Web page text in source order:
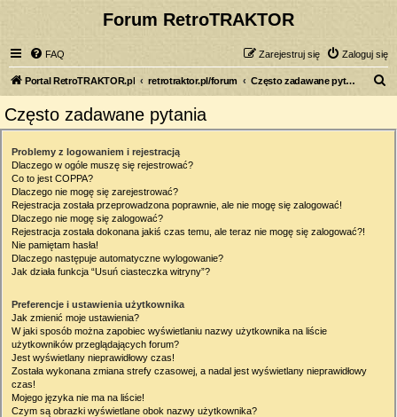
Forum RetroTRAKTOR
FAQ Zaloguj się
Zarejestruj się
Portal RetroTRAKTOR.pl retrotraktor.pl/forum Często zadawane pytania
Często zadawane pytania
Problemy z logowaniem i rejestracją
Dlaczego w ogóle muszę się rejestrować?
Co to jest COPPA?
Dlaczego nie mogę się zarejestrować?
Rejestracja została przeprowadzona poprawnie, ale nie mogę się zalogować!
Dlaczego nie mogę się zalogować?
Rejestracja została dokonana jakiś czas temu, ale teraz nie mogę się zalogować?!
Nie pamiętam hasła!
Dlaczego następuje automatyczne wylogowanie?
Jak działa funkcja “Usuń ciasteczka witryny”?
Preferencje i ustawienia użytkownika
Jak zmienić moje ustawienia?
W jaki sposób można zapobiec wyświetlaniu nazwy użytkownika na liście
użytkowników przeglądających forum?
Jest wyświetlany nieprawidłowy czas!
Została wykonana zmiana strefy czasowej, a nadal jest wyświetlany nieprawidłowy
czas!
Mojego języka nie ma na liście!
Czym są obrazki wyświetlane obok nazwy użytkownika?